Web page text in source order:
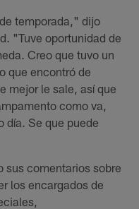
temporada," dijo
"Tuve oportunidad de
Creo que tuvo un
que encontró de
mejor le sale, así que
como va,
día. Se que puede
sus comentarios sobre
los encargados de